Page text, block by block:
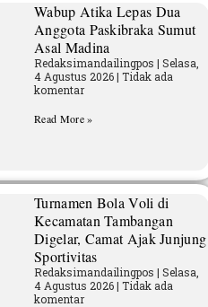
Wabup Atika Lepas Dua
Anggota Paskibraka Sumut
Asal Madina
Redaksimandailingpos Selasa,
4 Agustus 2026 Tidak ada
komentar
Read More »
Turnamen Bola Voli di
Kecamatan Tambangan
Digelar, Camat Ajak Junjung
Sportivitas
Redaksimandailingpos Selasa,
4 Agustus 2026 Tidak ada
komentar